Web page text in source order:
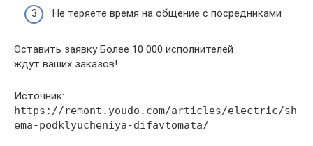
Не теряете время на общение с посредниками
Оставить заявку Более 10 000 исполнителей
ждут ваших заказов!
Источник:
https://remont.youdo.com/articles/electric/sh
ema-podklyucheniya-difavtomata/